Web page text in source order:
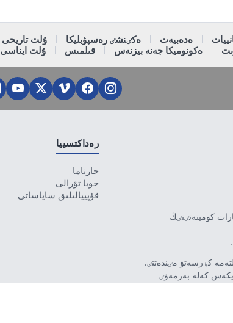
ەدەبيەت ەكٸنشٸ رەسپۋبليكا ۇلت تاريحى
ەكونوميكا جەنە بيزنەس قىلمىس ۇلت ايناسى
كوميتەتٸنٸڭ
كٶرسەتۋ مٸندەتتٸ.
كەلە بەرمەۋٸ
رەداكتسييا
جارناما
جوبا تۋرالى
قۇپييالىلىق ساياساتى